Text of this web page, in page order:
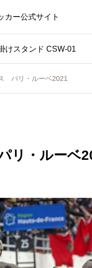
カー公式サイト
けスタンド CSW-01
パリ・ルーベ2021
リ・ルーベ